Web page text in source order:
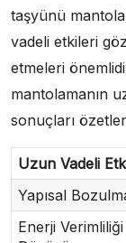
taşyünü
vadeli etkileri
etmeleri
mantolamanın
sonuçları
Uzun Vadeli
Yapısal
Enerji Verimliliği